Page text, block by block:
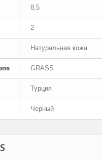
8,5
2
Натуральная кожа
GRASS
Турция
Черный